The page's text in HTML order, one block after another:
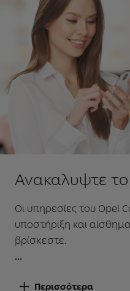
Ανακαλυψτε
Οι υπηρεσίες του
υποστήριξη και
βρίσκεστε.
Περισσότερα